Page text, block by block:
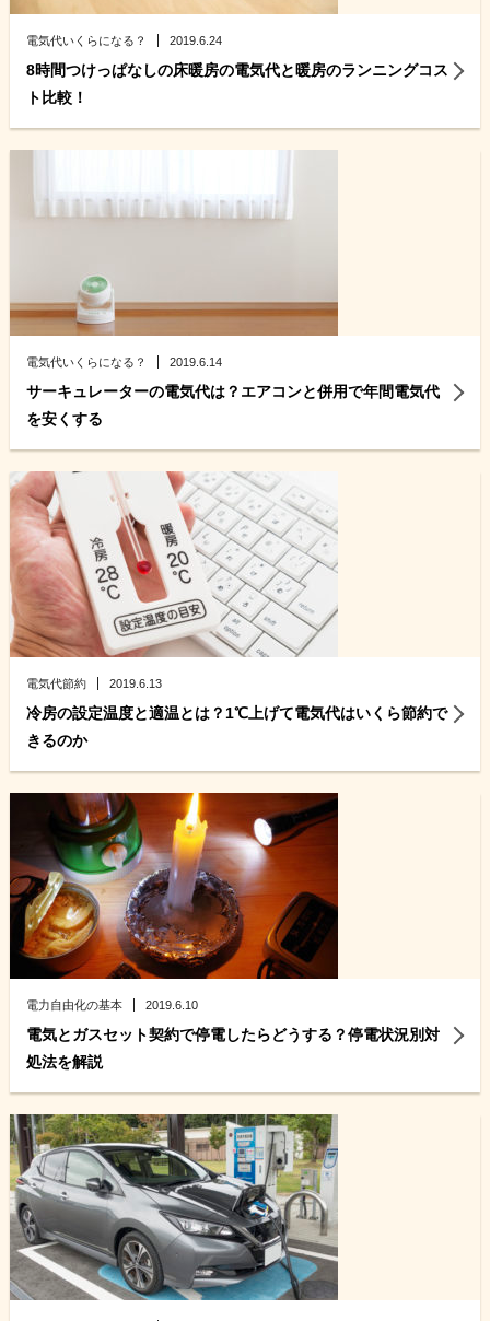
電気代いくらになる？ 2019.6.24
8時間つけっぱなしの床暖房の電気代と暖房のランニングコス
ト比較！
電気代いくらになる？ 2019.6.14
サーキュレーターの電気代は？エアコンと併用で年間電気代
を安くする
電気代節約 2019.6.13
冷房の設定温度と適温とは？1℃上げて電気代はいくら節約で
きるのか
電力自由化の基本 2019.6.10
電気とガスセット契約で停電したらどうする？停電状況別対
処法を解説